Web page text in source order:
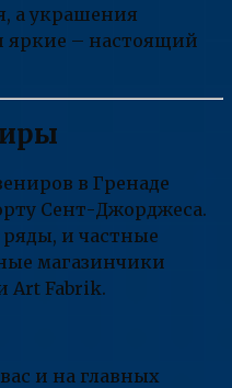
а украшения
яркие – настоящий
в Гренаде
Сент-Джорджеса.
и частные
магазинчики
Art Fabrik.
и на главных